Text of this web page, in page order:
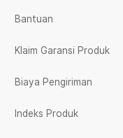
Bantuan
Klaim Garansi Produk
Biaya Pengiriman
Indeks Produk